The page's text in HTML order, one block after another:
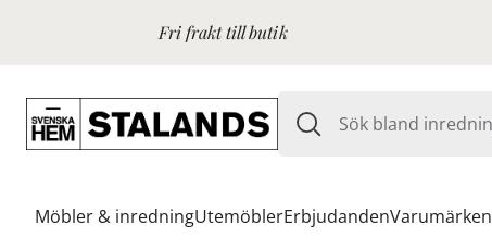
Fri frakt till butik
Möbler & inredningUtemöblerErbjudandenVarumärken